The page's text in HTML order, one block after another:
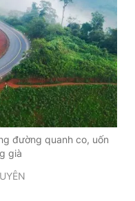
hệ quảng cáo
780 404
Tòa soạn Chính sách bảo
đường quanh co, uốn
già